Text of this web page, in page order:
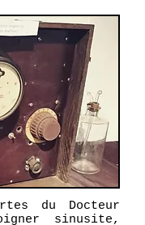
du Docteur
sinusite,